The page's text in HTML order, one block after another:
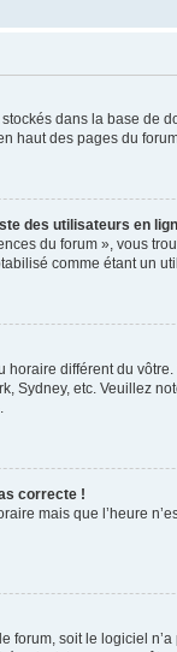
dans la base de
haut des pages du
des utilisateurs en
du forum », vous
comme étant un
horaire différent du
Sydney, etc. Veuillez
correcte !
mais que l’heure
forum, soit le logiciel